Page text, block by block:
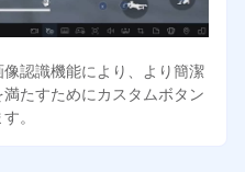
認識機能により、より簡潔
たすためにカスタムボタン
。